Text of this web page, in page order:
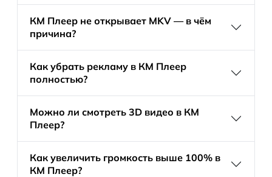
КМ Плеер не открывает MKV — в чём
причина?
Как убрать рекламу в КМ Плеер
полностью?
Можно ли смотреть 3D видео в КМ
Плеер?
Как увеличить громкость выше 100% в
КМ Плеер?